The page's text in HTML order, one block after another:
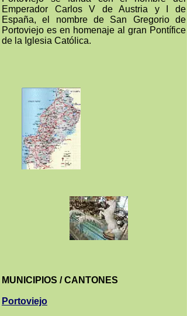
MUNICIPIOS / CANTONES
Portoviejo
Emperador Carlos V de Austria y I de
España, el nombre de San Gregorio de
Portoviejo es en homenaje al gran Pontífice
de la Iglesia Católica.